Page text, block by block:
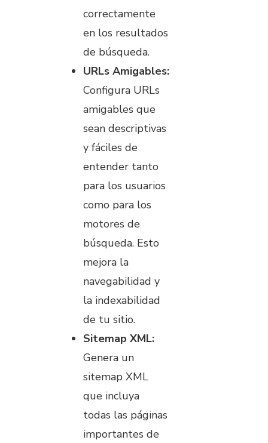
correctamente
en los resultados
de búsqueda.
URLs Amigables:
Configura URLs
amigables que
sean descriptivas
y fáciles de
entender tanto
para los usuarios
como para los
motores de
búsqueda. Esto
mejora la
navegabilidad y
la indexabilidad
de tu sitio.
Sitemap XML:
Genera un
sitemap XML
que incluya
todas las páginas
importantes de